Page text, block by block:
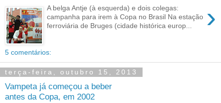
›
A belga Antje (à esquerda) e dois colegas:
campanha para irem à Copa no Brasil Na estação
ferroviária de Bruges (cidade histórica europ...
5 comentários:
terça-feira, outubro 15, 2013
Vampeta já começou a beber
antes da Copa, em 2002